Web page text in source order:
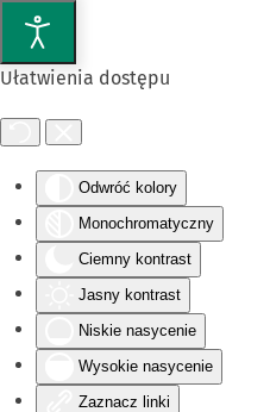
Ułatwienia dostępu
Odwróć kolory
Monochromatyczny
Ciemny kontrast
Jasny kontrast
Niskie nasycenie
Wysokie nasycenie
Zaznacz linki
Przejdź do głównej treści